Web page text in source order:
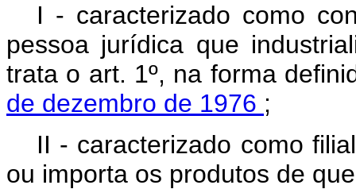
I - caracterizado como
pessoa jurídica que
trata o art. 1º, na forma
de dezembro de 1976 ;
II - caracterizado como
ou importa os produtos de